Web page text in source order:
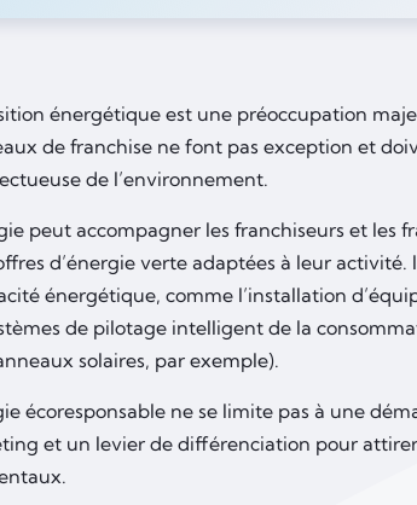
énergétique est une préoccupation
de franchise ne font pas exception et
de l’environnement.
peut accompagner les franchiseurs et les
d’énergie verte adaptées à leur
énergétique, comme l’installation
de pilotage intelligent de la
solaires, par exemple).
écoresponsable ne se limite pas à une
et un levier de différenciation pour